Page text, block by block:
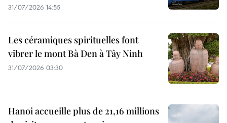
31/07/2026 14:55
Les céramiques spirituelles font
vibrer le mont Bà Den à Tây Ninh
31/07/2026 03:30
Hanoi accueille plus de 21,16 millions